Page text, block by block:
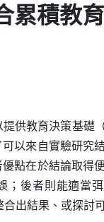
累積教
供教育決策基礎
可以來自實驗研究
點在於結論取得
；後者則能適當
合出結果、或探討